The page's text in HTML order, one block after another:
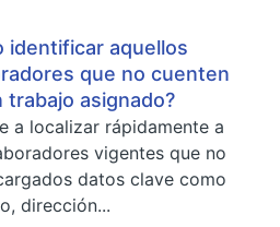
identificar aquellos
que no cuenten
trabajo asignado?
a localizar rápidamente a
vigentes que no
datos clave como
dirección...